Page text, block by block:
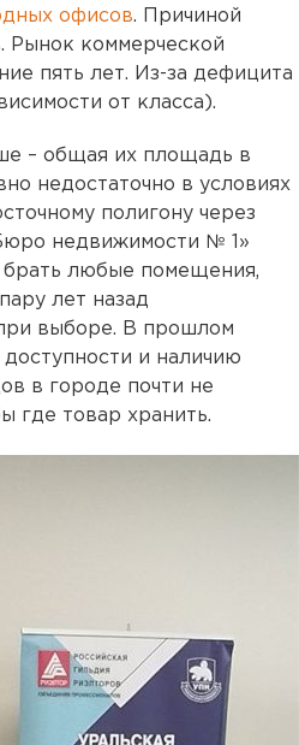
офисов. Причиной
Рынок коммерческой
пять лет. Из-за дефицита
от класса).
– общая их площадь в
недостаточно в условиях
полигону через
недвижимости № 1»
брать любые помещения,
лет назад
выборе. В прошлом
и наличию
в городе почти не
где товар хранить.